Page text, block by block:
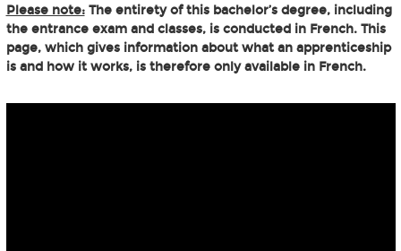
Please note:The entirety of this bachelor’s degree, including
the entrance exam and classes, is conducted in French. This
page, which gives information about what an apprenticeship
is and how it works, is therefore only available in French.